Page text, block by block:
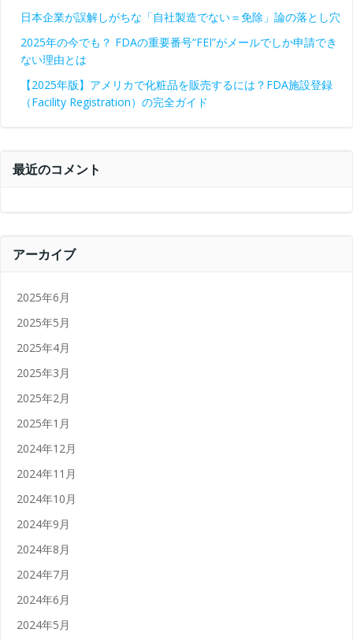
日本企業が誤解しがちな「自社製造でない＝免除」論の落とし穴
2025年の今でも？ FDAの重要番号“FEI”がメールでしか申請でき
ない理由とは
【2025年版】アメリカで化粧品を販売するには？FDA施設登録
（Facility Registration）の完全ガイド
最近のコメント
アーカイブ
2025年6月
2025年5月
2025年4月
2025年3月
2025年2月
2025年1月
2024年12月
2024年11月
2024年10月
2024年9月
2024年8月
2024年7月
2024年6月
2024年5月